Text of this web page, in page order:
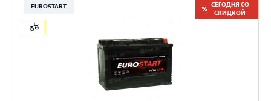
EUROSTART
СЕГОДНЯ СО
СКИДКОЙ